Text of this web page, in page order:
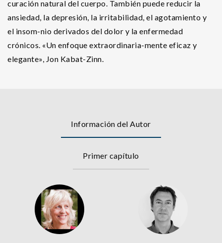
curación natural del cuerpo. También puede reducir la
ansiedad, la depresión, la irritabilidad, el agotamiento y
el insom-nio derivados del dolor y la enfermedad
crónicos. «Un enfoque extraordinaria-mente eficaz y
elegante», Jon Kabat-Zinn.
Información del Autor
Primer capítulo